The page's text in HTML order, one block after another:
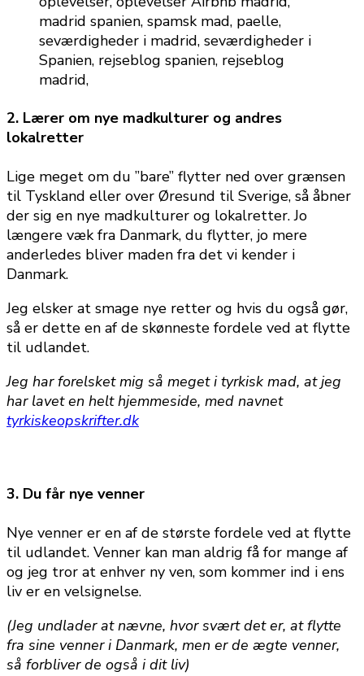
2. Lærer om nye madkulturer og andres
lokalretter
Lige meget om du ”bare” flytter ned over grænsen
til Tyskland eller over Øresund til Sverige, så åbner
der sig en nye madkulturer og lokalretter. Jo
længere væk fra Danmark, du flytter, jo mere
anderledes bliver maden fra det vi kender i
Danmark.
Jeg elsker at smage nye retter og hvis du også gør,
så er dette en af de skønneste fordele ved at flytte
til udlandet.
Jeg har forelsket mig så meget i tyrkisk mad, at jeg
har lavet en helt hjemmeside, med navnet
tyrkiskeopskrifter.dk
3. Du får nye venner
Nye venner er en af de største fordele ved at flytte
til udlandet. Venner kan man aldrig få for mange af
og jeg tror at enhver ny ven, som kommer ind i ens
liv er en velsignelse.
(Jeg undlader at nævne, hvor svært det er, at flytte
fra sine venner i Danmark, men er de ægte venner,
så forbliver de også i dit liv)